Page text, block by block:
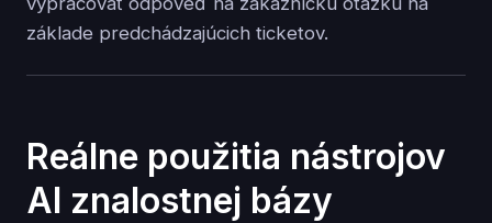
základe predchádzajúcich ticketov.
Reálne použitia nástrojov
AI znalostnej bázy